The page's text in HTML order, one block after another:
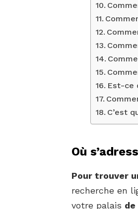
Est-ce
C’est
Où
Pour trouver
recherche en
votre palais de